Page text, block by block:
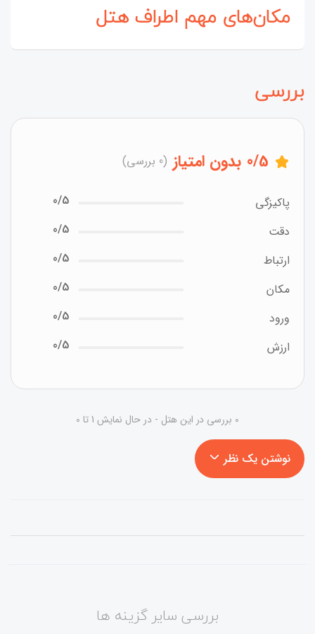
مکان‌های مهم اطراف هتل
بررسی
0/5 بدون امتیاز (0 بررسی)
پاکیزگی
0/5
دقت
0/5
ارتباط
0/5
مکان
0/5
ورود
0/5
ارزش
0/5
0 بررسی در این هتل - در حال نمایش 1 تا 0
نوشتن یک نظر
بررسی سایر گزینه ها